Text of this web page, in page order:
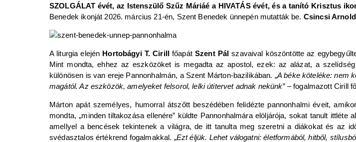
SZOLGÁLAT évét, az Istenszülő Szűz Máriáé a HIVATÁS évét, és a tanító Krisztus
Benedek ikonját 2026. március 21-én, Szent Benedek ünnepén mutatták be. Csincsi Arnold
A liturgia elején Hortobágyi T. Cirillfőapát Szent Pálszavaival köszöntötte az
Mint mondta, ehhez az eszközöket is megadta az apostol, ezek: az alázat, a
különösen is van ereje Pannonhalmán, a Szent Márton-bazilikában. „A béke köteléke: nem
magától. Az eszközök, amelyeket felsorol, lelki útitervet adnak nekünk” – fogalmazott Cirill
Márton apát személyes, humorral átszőtt beszédében felidézte pannonhalmi éveit,
mondta, „minden tiltakozása ellenére” küldte Pannonhalmára elöljárója, sokat tanult
amellyel a bencések tekintenek a világra, de itt tanulta meg szeretni a diákokat és az
svédasztalos értékrend fogalmakkal. „Ezt éljük. Lehet válogatni: életformából, hitből,